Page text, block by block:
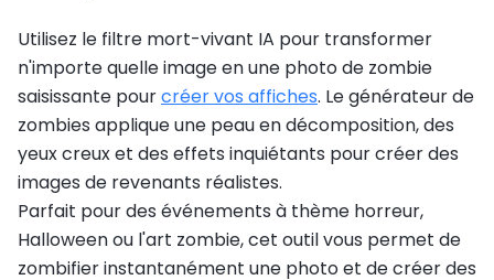
Utilisez le filtre mort-vivant IA pour transformer
n'importe quelle image en une photo de zombie
saisissante pourcréer vos affiches. Le générateur de
zombies applique une peau en décomposition, des
yeux creux et des effets inquiétants pour créer des
images de revenants réalistes.
Parfait pour des événements à thème horreur,
Halloween ou l'art zombie, cet outil vous permet de
zombifier instantanément une photo et de créer des